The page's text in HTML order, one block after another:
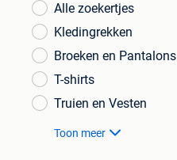
Alle zoekertjes
Kledingrekken
Broeken en Pantalons
T-shirts
Truien en Vesten
Toon meer